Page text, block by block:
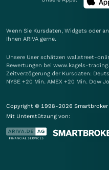
Wenn Sie Kursdaten, Widgets oder
Ihnen ARIVA gerne.
Unsere User schätzen wallstreet-
Bewertungen bei www.kagels-
Zeitverzögerung der Kursdaten:
NYSE +20 Min. AMEX +20 Min. Dow
Copyright © 1998-2026 Smartbroker
Mit Unterstützung von: